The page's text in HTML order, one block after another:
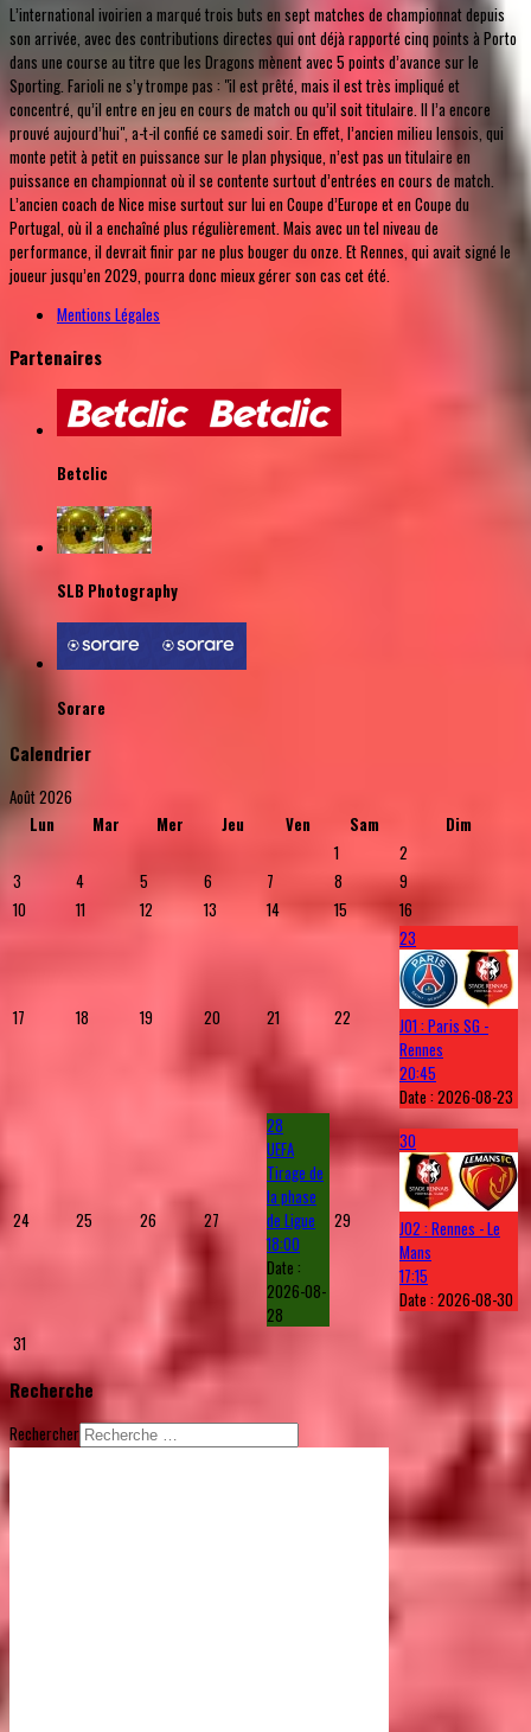
L’international ivoirien a marqué trois buts en sept matches de championnat depuis
son arrivée, avec des contributions directes qui ont déjà rapporté cinq points à Porto
dans une course au titre que les Dragons mènent avec 5 points d’avance sur le
Sporting. Farioli ne s’y trompe pas : "il est prêté, mais il est très impliqué et
concentré, qu’il entre en jeu en cours de match ou qu’il soit titulaire. Il l’a encore
prouvé aujourd’hui", a-t-il confié ce samedi soir. En effet, l’ancien milieu lensois, qui
monte petit à petit en puissance sur le plan physique, n’est pas un titulaire en
puissance en championnat où il se contente surtout d’entrées en cours de match.
L’ancien coach de Nice mise surtout sur lui en Coupe d’Europe et en Coupe du
Portugal, où il a enchaîné plus régulièrement. Mais avec un tel niveau de
performance, il devrait finir par ne plus bouger du onze. Et Rennes, qui avait signé le
joueur jusqu’en 2029, pourra donc mieux gérer son cas cet été.
Mentions Légales
Partenaires
Betclic
SLB Photography
Sorare
Calendrier
Août 2026
Lun
Mar Mer Jeu Ven Sam
Dim
1
2
3
4 5 6 7 8
9
10
11 12 13 14 15 16
17 18 19 20 21 22
23
J01 : Paris SG -
Rennes
20:45
Date :2026-08-23
24 25 26 27
28
UEFA
Tirage de
la phase
de Ligue
18:00
Date :
2026-08-
28
29
30
J02 : Rennes - Le
Mans
17:15
Date :2026-08-30
31
Recherche
Rechercher